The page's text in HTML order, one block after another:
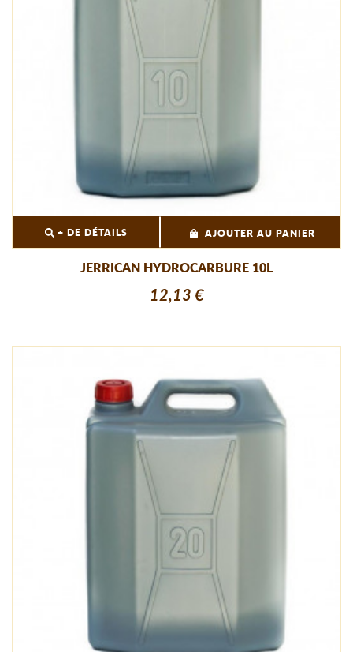
+ DE DÉTAILS AJOUTER AU PANIER
JERRICAN HYDROCARBURE 10L
12,13 €